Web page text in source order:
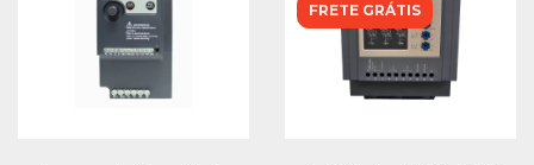
FRETE GRÁTIS